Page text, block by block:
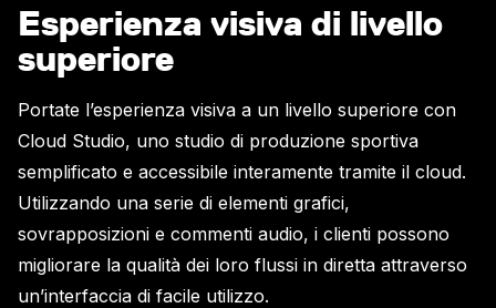
Esperienza visiva di livello
superiore
Portate l’esperienza visiva a un livello superiore con
Cloud Studio, uno studio di produzione sportiva
semplificato e accessibile interamente tramite il cloud.
Utilizzando una serie di elementi grafici,
sovrapposizioni e commenti audio, i clienti possono
migliorare la qualità dei loro flussi in diretta attraverso
un’interfaccia di facile utilizzo.